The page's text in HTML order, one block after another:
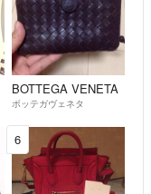
BOTTEGA VENETA
ボッテガヴェネタ
6